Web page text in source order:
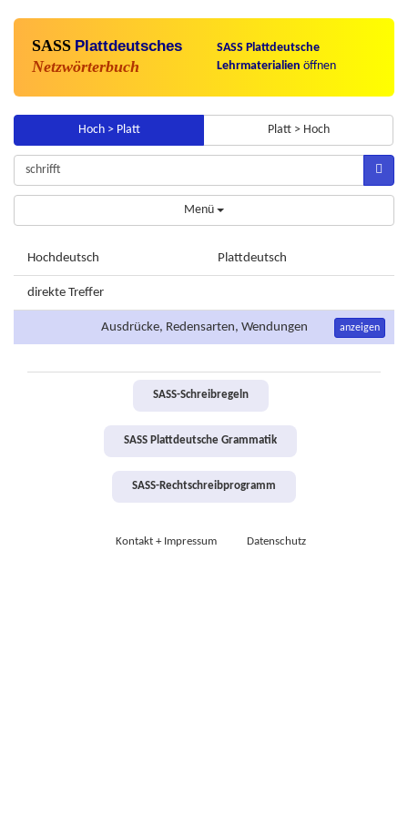
SASS Plattdeutsches
Netzwörterbuch
SASS Plattdeutsche
Lehrmaterialien öffnen
Hoch > Platt Platt > Hoch
Menü
Hochdeutsch Plattdeutsch
direkte Treffer
Ausdrücke, Redensarten, Wendungen anzeigen
SASS-Schreibregeln
SASS Plattdeutsche Grammatik
SASS-Rechtschreibprogramm
Kontakt + Impressum Datenschutz